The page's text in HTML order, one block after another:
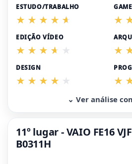
ESTUDO/TRABALHO
EDIÇÃO VÍDEO
DESIGN
⌄ Ver análise
11º lugar - VAIO FE16
B0311H